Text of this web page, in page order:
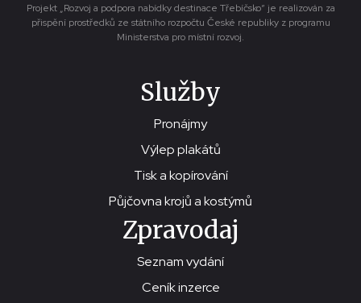
Projekt „Rozvoj a podpora nabídky destinace Třebíčsko“ je realizován za
přispění prostředků ze státního rozpočtu České republiky z programu
Ministerstva pro místní rozvoj.
Služby
Pronájmy
Výlep plakátů
Tisk a kopírování
Půjčovna krojů a kostýmů
Zpravodaj
Seznam vydání
Ceník inzerce